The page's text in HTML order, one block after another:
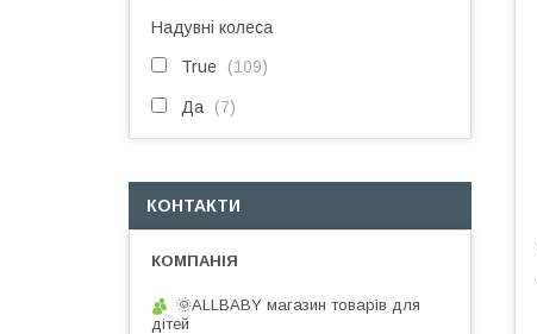
Надувні колеса
True 109
Да 7
КОНТАКТИ
🌞ALLBABY магазин товарів для
дітей